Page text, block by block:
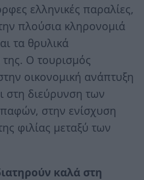
ελληνικές παραλίες,
πλούσια κληρονομιά
τα θρυλικά
της. Ο τουρισμός
οικονομική ανάπτυξη
στη διεύρυνση των
στην ενίσχυση
φιλίας μεταξύ των
καλά στη